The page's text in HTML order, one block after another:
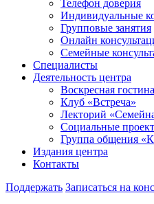
Телефон доверия
Индивидуальные
Групповые занятия
Онлайн
Семейные
Специалисты
Деятельность центра
Воскресная
Клуб «Встреча»
Лекторий
Социальные
Группа общения
Издания центра
Контакты
Поддержать Записаться на